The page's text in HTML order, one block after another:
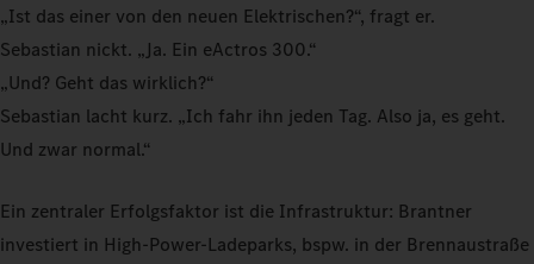
„Ist das einer von den neuen Elektrischen?“, fragt er.
Sebastian nickt. „Ja. Ein eActros 300.“
„Und? Geht das wirklich?“
Sebastian lacht kurz. „Ich fahr ihn jeden Tag. Also ja, es geht.
Und zwar normal.“
Ein zentraler Erfolgsfaktor ist die Infrastruktur: Brantner
investiert in High-Power-Ladeparks, bspw. in der Brennaustraße